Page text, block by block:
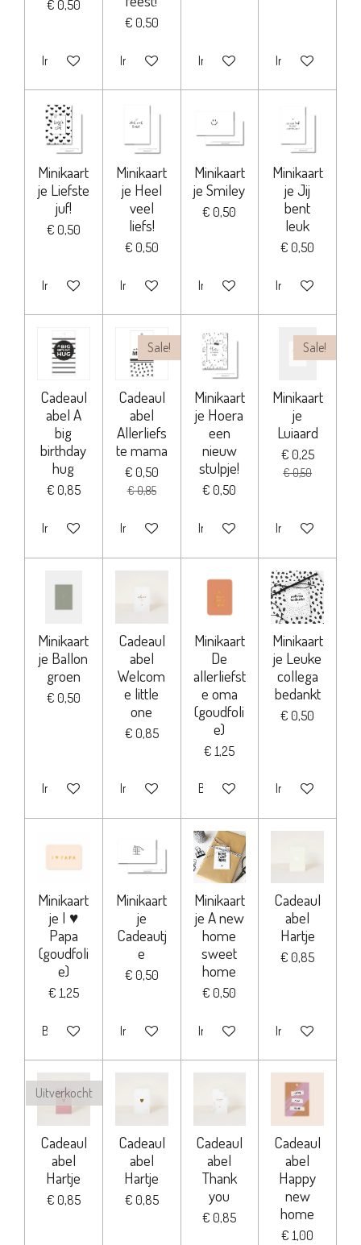
€ 0,50
In winkelwagen
€ 0,50
In winkelwagen In winkelwagen In winkelwagen
Minikaart
je Liefste
juf!
€ 0,50
In winkelwagen
Minikaart
je Heel
veel
liefs!
€ 0,50
In winkelwagen
Minikaart
je Smiley
€ 0,50
In winkelwagen
Minikaart
je Jij
bent
leuk
€ 0,50
In winkelwagen
Cadeaul
abel A
big
birthday
hug
€ 0,85
In winkelwagen
Sale!
Cadeaul
abel
Allerliefs
te mama
€ 0,50
€ 0,85
In winkelwagen
Minikaart
je Hoera
een
nieuw
stulpje!
€ 0,50
In winkelwagen
Sale!
Minikaart
je
Luiaard
€ 0,25
€ 0,50
In winkelwagen
Minikaart
je Ballon
groen
€ 0,50
In winkelwagen
Cadeaul
abel
Welcom
e little
one
€ 0,85
In winkelwagen
Minikaart
De
allerliefst
e oma
(goudfoli
e)
€ 1,25
Bekijk details
Minikaart
je Leuke
collega
bedankt
€ 0,50
In winkelwagen
Minikaart
je I ♥
Papa
(goudfoli
e)
€ 1,25
Bekijk details
Minikaart
je
Cadeautj
e
€ 0,50
In winkelwagen
Minikaart
je A new
home
sweet
home
€ 0,50
In winkelwagen
Cadeaul
abel
Hartje
€ 0,85
In winkelwagen
Uitverkocht
Cadeaul
abel
Hartje
€ 0,85
Cadeaul
abel
Hartje
€ 0,85
Cadeaul
abel
Thank
you
€ 0,85
Cadeaul
abel
Happy
new
home
€ 1,00